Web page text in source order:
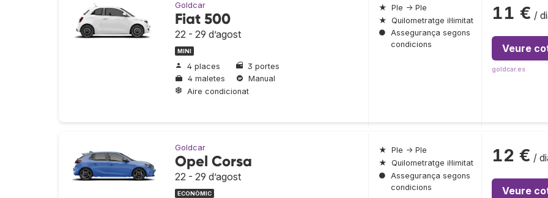
Goldcar
Fiat 500
22 - 29 d’agost
MINI
4 places
3 portes
4 maletes
Manual
Aire condicionat
★ Ple → Ple
★ Quilometratge il·limitat
● Assegurança segons
condicions
11 € /
Veure
goldcar.es
Goldcar
Opel Corsa
22 - 29 d’agost
ECONÒMIC
★ Ple → Ple
★ Quilometratge il·limitat
● Assegurança segons
condicions
12 € /
Veure